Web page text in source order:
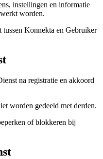
instellingen en informatie
worden.
tussen Konnekta en Gebruiker
na registratie en akkoord
worden gedeeld met derden.
of blokkeren bij